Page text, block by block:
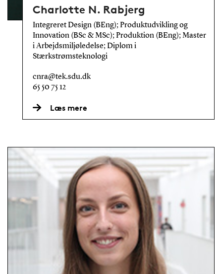
Charlotte N. Rabjerg
Integreret Design (BEng); Produktudvikling og
Innovation (BSc & MSc); Produktion (BEng); Master
i Arbejdsmiljøledelse; Diplom i
Stærkstrømsteknologi
cnra@tek.sdu.dk
65 50 75 12
Læs mere